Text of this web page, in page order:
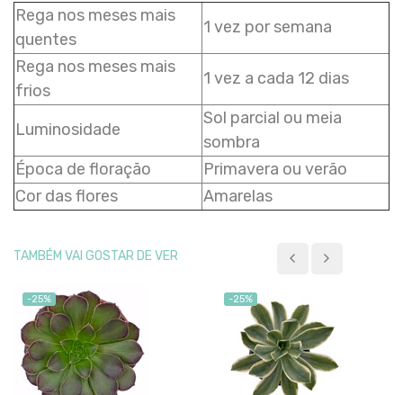
Rega nos meses mais
quentes
1 vez por semana
Rega nos meses mais
frios
1 vez a cada 12 dias
Luminosidade
Sol parcial ou meia
sombra
Época de floração
Primavera ou verão
Cor das flores
Amarelas
TAMBÉM VAI GOSTAR DE VER
-25% -25%